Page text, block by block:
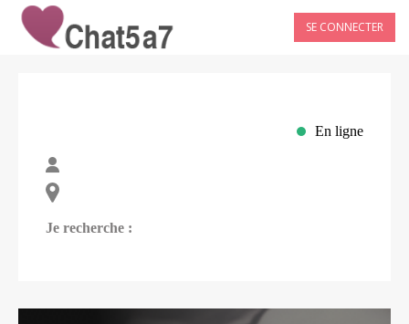
SE CONNECTER
En ligne
Je recherche :